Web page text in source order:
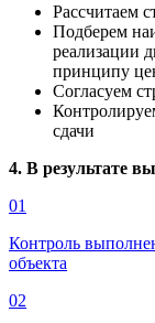
Рассчитаем
Подберем
реализации
принципу
Согласуем
сдачи
4. В результате
01
Контроль
объекта
02